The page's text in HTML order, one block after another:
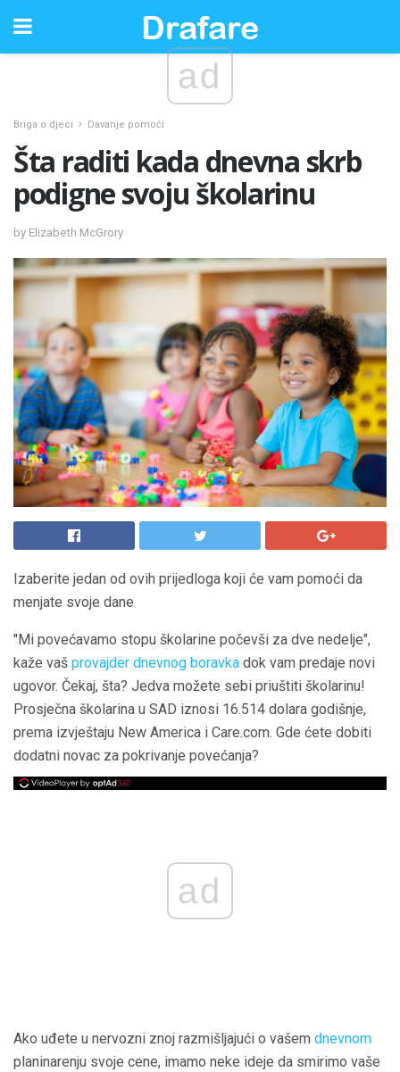
ad
Briga o djeci Davanje pomoći
Šta raditi kada dnevna skrb
podigne svoju školarinu
by Elizabeth McGrory
Izaberite jedan od ovih prijedloga koji će vam pomoći da
menjate svoje dane
"Mi povećavamo stopu školarine počevši za dve nedelje",
kaže vaš provajder dnevnog boravka dok vam predaje novi
ugovor. Čekaj, šta? Jedva možete sebi priuštiti školarinu!
Prosječna školarina u SAD iznosi 16.514 dolara godišnje,
prema izvještaju New America i Care.com. Gde ćete dobiti
dodatni novac za pokrivanje povećanja?
ad
Ako uđete u nervozni znoj razmišljajući o vašem dnevnom
planinarenju svoje cene, imamo neke ideje da smirimo vaše